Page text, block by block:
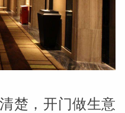
楚，开门做生意